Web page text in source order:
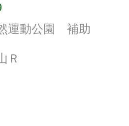
運動公園 補助
Ｒ